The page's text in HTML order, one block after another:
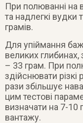
При полюванні на
та надлегкі
грамів.
Для упіймання
великих
– 33 грам. При
здійснювати
рази збільшує
цим тестові
визначати на 7-10
вантажу.